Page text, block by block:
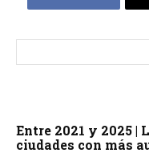
Entre 2021 y 2025
ciudades con más